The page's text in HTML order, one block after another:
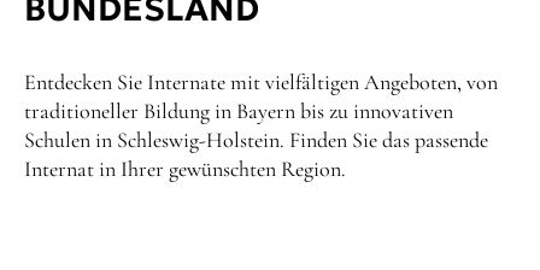
BUNDESLAND
Entdecken Sie Internate mit vielfältigen Angeboten, von
traditioneller Bildung in Bayern bis zu innovativen
Schulen in Schleswig-Holstein. Finden Sie das passende
Internat in Ihrer gewünschten Region.